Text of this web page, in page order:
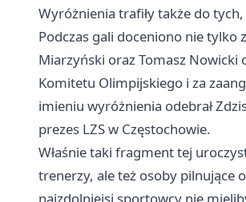
Wyróżnienia trafiły także do
Podczas gali doceniono nie tylko
Miarzyński oraz Tomasz Nowicki
Komitetu Olimpijskiego i za
imieniu wyróżnienia odebrał
prezes LZS w Częstochowie.
Właśnie taki fragment tej
trenerzy, ale też osoby pilnujące
najzdolniejsi sportowcy nie